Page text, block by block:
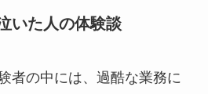
いた人の体験談
者の中には、過酷な業務に